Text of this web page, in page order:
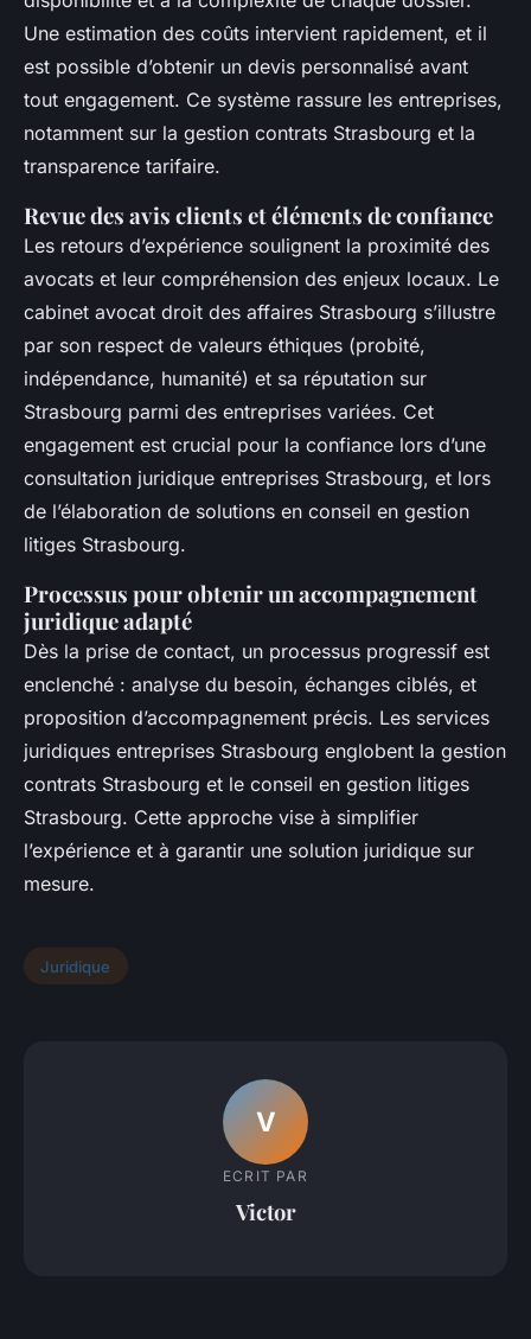
Une estimation des coûts intervient rapidement, et il
est possible d’obtenir un devis personnalisé avant
tout engagement. Ce système rassure les entreprises,
notamment sur la gestion contrats Strasbourg et la
transparence tarifaire.
Revue des avis clients et éléments de confiance
Les retours d’expérience soulignent la proximité des
avocats et leur compréhension des enjeux locaux. Le
cabinet avocat droit des affaires Strasbourg s’illustre
par son respect de valeurs éthiques (probité,
indépendance, humanité) et sa réputation sur
Strasbourg parmi des entreprises variées. Cet
engagement est crucial pour la confiance lors d’une
consultation juridique entreprises Strasbourg, et lors
de l’élaboration de solutions en conseil en gestion
litiges Strasbourg.
Processus pour obtenir un accompagnement
juridique adapté
Dès la prise de contact, un processus progressif est
enclenché : analyse du besoin, échanges ciblés, et
proposition d’accompagnement précis. Les services
juridiques entreprises Strasbourg englobent la gestion
contrats Strasbourg et le conseil en gestion litiges
Strasbourg. Cette approche vise à simplifier
l’expérience et à garantir une solution juridique sur
mesure.
Juridique
V
ECRIT PAR
Victor